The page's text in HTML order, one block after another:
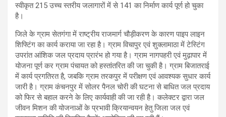
स्वीकृत 215 उच्च स्तरीय जलागारों में से 141 का निर्माण कार्य पूर्ण हो चुका
है।
जिले के ग्राम सेतगंगा में राष्ट्रीय राजमार्ग चौड़ीकरण के कारण पाइप लाइन
शिफ्टिंग का कार्य कराया जा रहा है। ग्राम विचापुर एवं शुक्लामाठा में टेस्टिंग
उपरांत आंशिक जल प्रदाय प्रारंभ हो गया है। ग्राम नागपहरी एवं मुढ़ापार में
योजना पूर्ण कर ग्राम पंचायत को हस्तांतरित की जा चुकी है। ग्राम बिजातराई
में कार्य प्रगतिरत है, जबकि ग्राम तरकपुर में परीक्षण एवं आवश्यक सुधार कार्य
जारी है। ग्राम कंचनपुर में सोलर पैनल चोरी की घटना से बाधित जल प्रदाय
को फिर से बहाल करने के लिए कार्यवाही की जा रही है। कलेक्टर द्वारा जल
जीवन मिशन की योजनाओं के प्रभावी क्रियान्वयन हेतु जिला जल एवं